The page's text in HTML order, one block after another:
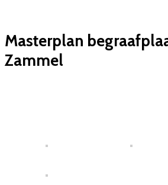
Masterplan
Zammel